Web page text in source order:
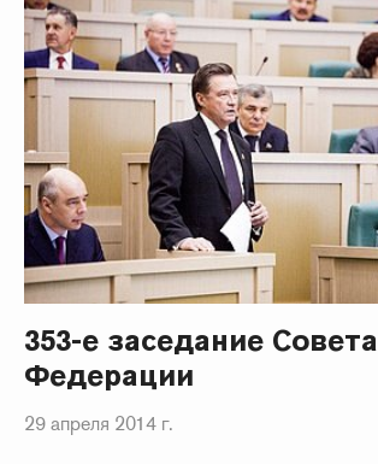
353-е заседание Совета
Федерации
29 апреля 2014 г.